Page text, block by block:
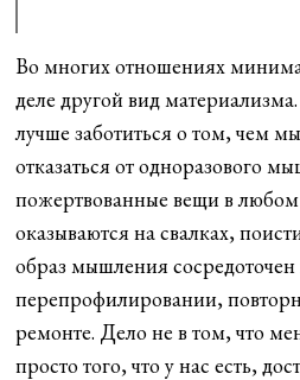
Во многих отношениях
деле другой вид
лучше заботиться о том, чем
отказаться от одноразового
пожертвованные вещи в любом
оказываются на свалках,
образ мышления сосредоточен
перепрофилировании,
ремонте. Дело не в том, что
просто того, что у нас есть,